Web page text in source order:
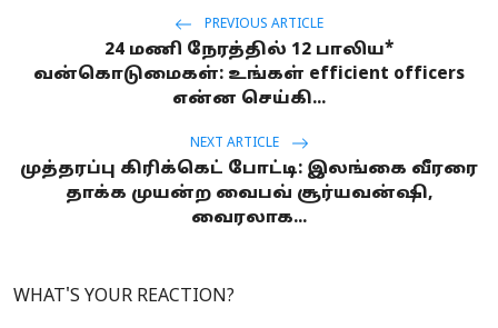
PREVIOUS ARTICLE
24 மணி நேரத்தில் 12 பாலிய*
வன்கொடுமைகள்: உங்கள் efficient officers
என்ன செய்கி...
NEXT ARTICLE
முத்தரப்பு கிரிக்கெட் போட்டி: இலங்கை வீரரை
தாக்க முயன்ற வைபவ் சூர்யவன்ஷி,
வைரலாக...
WHAT'S YOUR REACTION?